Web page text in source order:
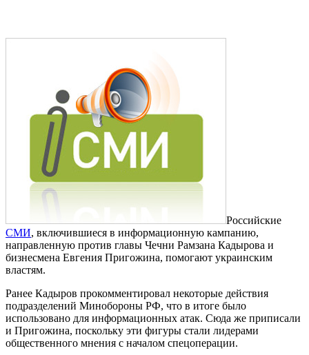
Российские
СМИ, включившиеся в информационную кампанию,
направленную против главы Чечни Рамзана Кадырова и
бизнесмена Евгения Пригожина, помогают украинским
властям.
Ранее Кадыров прокомментировал некоторые действия
подразделений Минобороны РФ, что в итоге было
использовано для информационных атак. Сюда же приписали
и Пригожина, поскольку эти фигуры стали лидерами
общественного мнения с началом спецоперации.